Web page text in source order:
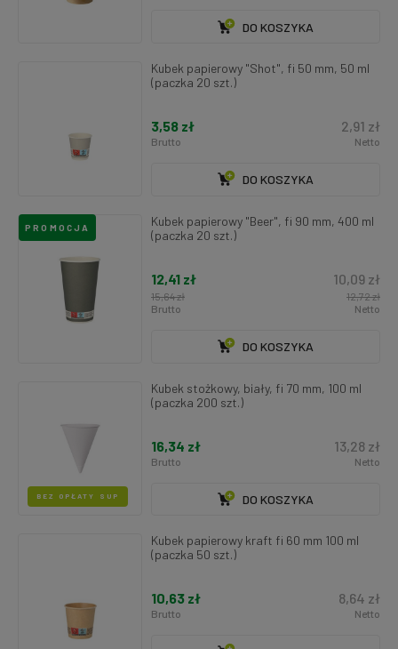
DO KOSZYKA
Kubek papierowy "Shot", fi 50 mm, 50 ml
(paczka 20 szt.)
3,58 zł
Brutto
2,91 zł
Netto
DO KOSZYKA
Kubek papierowy "Beer", fi 90 mm, 400 ml
(paczka 20 szt.)
12,41 zł
15,64 zł
Brutto
10,09 zł
12,72 zł
Netto
DO KOSZYKA
PROMOCJA
Kubek stożkowy, biały, fi 70 mm, 100 ml
(paczka 200 szt.)
16,34 zł
Brutto
13,28 zł
Netto
DO KOSZYKA
BEZ OPŁATY SUP
Kubek papierowy kraft fi 60 mm 100 ml
(paczka 50 szt.)
10,63 zł
Brutto
8,64 zł
Netto